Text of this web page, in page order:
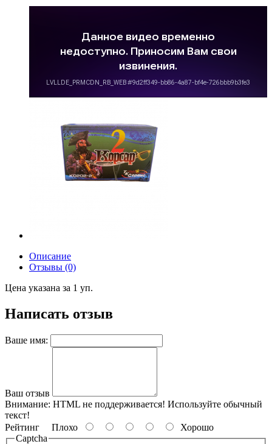
Описание
Отзывы (0)
Цена указана за 1 уп.
Написать отзыв
Ваше имя:
Ваш отзыв
Внимание: HTML не поддерживается! Используйте обычный
текст!
Рейтинг Плохо
Хорошо
Captcha